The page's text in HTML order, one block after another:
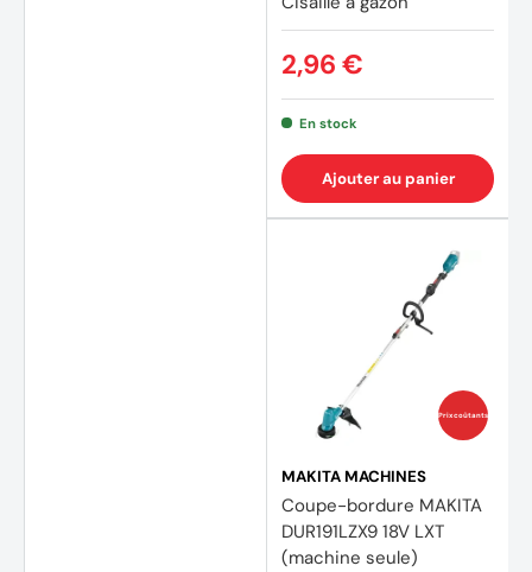
2,96 €
En stock
Ajouter au panier
Prix coûtants
MAKITA MACHINES
Coupe-bordure MAKITA
DUR191LZX9 18V LXT
(machine seule)